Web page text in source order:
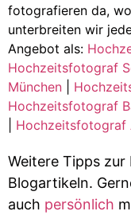
fotografieren da,
unterbreiten wir
Angebot als:
Hochzeitsfotograf
München
Hochzeitsfotograf
Hochzeitsfotograf
Weitere Tipps
Blogartikeln.
auch persönlich